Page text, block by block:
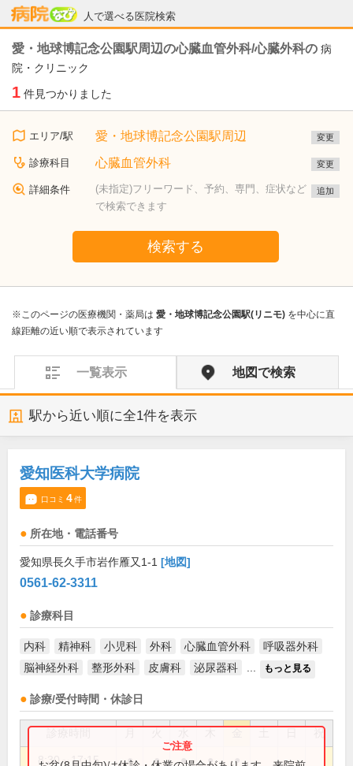
人で選べる医院検索
病院なび
愛・地球博記念公園駅周辺の心臓血管外科/心臓外科の 病
院・クリニック
1 件見つかりました
エリア/駅 愛・地球博記念公園駅周辺 変更
診療科目 心臓血管外科 変更
詳細条件
(未指定)フリーワード、予約、専門、症状など
で検索できます
追加
検索する
※このページの医療機関・薬局は 愛・地球博記念公園駅(リニモ) を中心に直
線距離の近い順で表示されています
一覧表示 地図で検索
駅から近い順に全1件を表示
愛知医科大学病院
口コミ 4件
所在地・電話番号
愛知県長久手市岩作雁又1-1 [地図]
0561-62-3311
診療科目
内科 精神科 小児科 外科 心臓血管外科
呼吸器外科
脳神経外科
整形外科 皮膚科 泌尿器科 もっと見る
診療/受付時間・休診日
祝
8:30～17:15 ● ● ● ● ●